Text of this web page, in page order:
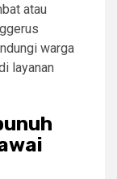
atau
warga
layanan